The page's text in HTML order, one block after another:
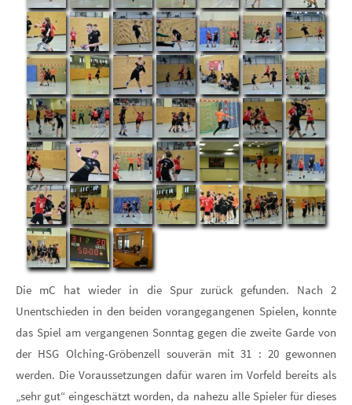
Die mC hat wieder in die Spur zurück gefunden. Nach 2
Unentschieden in den beiden vorangegangenen Spielen, konnte
das Spiel am vergangenen Sonntag gegen die zweite Garde von
der HSG Olching-Gröbenzell souverän mit 31 : 20 gewonnen
werden. Die Voraussetzungen dafür waren im Vorfeld bereits als
„sehr gut“ eingeschätzt worden, da nahezu alle Spieler für dieses